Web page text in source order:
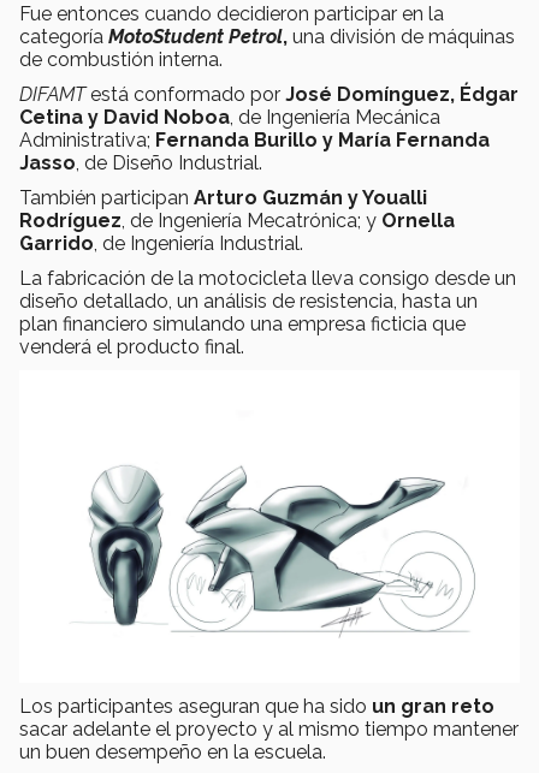
Fue entonces cuando decidieron participar en la
categoría MotoStudent Petrol, una división de máquinas
de combustión interna.
DIFAMTestá conformado por José Domínguez, Édgar
Cetina y David Noboa , de Ingeniería Mecánica
Administrativa; Fernanda Burillo y María Fernanda
Jasso , de Diseño Industrial.
También participan Arturo Guzmán y Youalli
Rodríguez , de Ingeniería Mecatrónica; y Ornella
Garrido , de Ingeniería Industrial.
La fabricación de la motocicleta lleva consigo desde un
diseño detallado, un análisis de resistencia, hasta un
plan financiero simulando una empresa ficticia que
venderá el producto final.
Los participantes aseguran que ha sido un gran reto
sacar adelante el proyecto y al mismo tiempo mantener
un buen desempeño en la escuela.